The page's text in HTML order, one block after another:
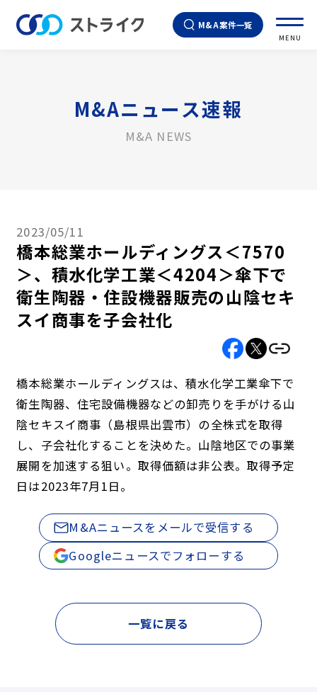
M&A案件一覧
MENU
M&Aニュース速報
M&A NEWS
2023/05/11
橋本総業ホールディングス＜7570
＞、積水化学工業＜4204＞傘下で
衛生陶器・住設機器販売の山陰セキ
スイ商事を子会社化
橋本総業ホールディングスは、積水化学工業傘下で
衛生陶器、住宅設備機器などの卸売りを手がける山
陰セキスイ商事（島根県出雲市）の全株式を取得
し、子会社化することを決めた。山陰地区での事業
展開を加速する狙い。取得価額は非公表。取得予定
日は2023年7月1日。
M&Aニュースをメールで受信する
Googleニュースでフォローする
一覧に戻る